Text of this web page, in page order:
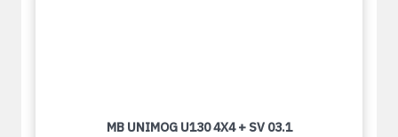
MB UNIMOG U130 4X4 + SV 03.1